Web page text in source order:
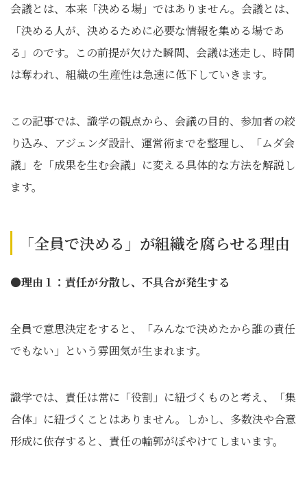
会議とは、本来「決める場」ではありません。会議とは、
「決める人が、決めるために必要な情報を集める場であ
る」のです。この前提が欠けた瞬間、会議は迷走し、時間
は奪われ、組織の生産性は急速に低下していきます。
この記事では、識学の観点から、会議の目的、参加者の絞
り込み、アジェンダ設計、運営術までを整理し、「ムダ会
議」を「成果を生む会議」に変える具体的な方法を解説し
ます。
「全員で決める」が組織を腐らせる理由
●理由１：責任が分散し、不具合が発生する
全員で意思決定をすると、「みんなで決めたから誰の責任
でもない」という雰囲気が生まれます。
識学では、責任は常に「役割」に紐づくものと考え、「集
合体」に紐づくことはありません。しかし、多数決や合意
形成に依存すると、責任の輪郭がぼやけてしまいます。